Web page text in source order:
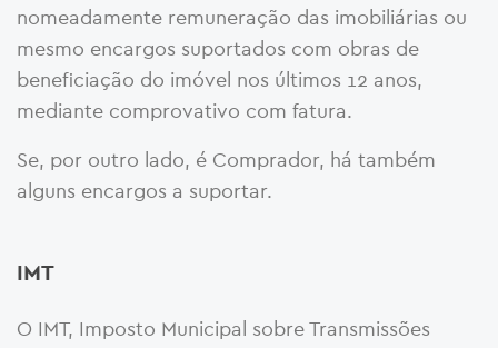
nomeadamente remuneração das imobiliárias ou
mesmo encargos suportados com obras de
beneficiação do imóvel nos últimos 12 anos,
mediante comprovativo com fatura.
Se, por outro lado, é Comprador, há também
alguns encargos a suportar.
IMT
O IMT, Imposto Municipal sobre Transmissões